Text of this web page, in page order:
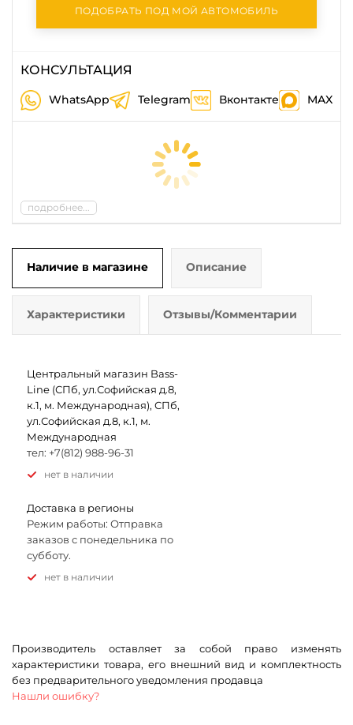
ПОДОБРАТЬ ПОД МОЙ АВТОМОБИЛЬ
КОНСУЛЬТАЦИЯ
WhatsApp Telegram Вконтакте MAX
подробнее...
Наличие в магазине Описание
Характеристики Отзывы/Комментарии
Центральный магазин Bass-
Line (СПб, ул.Софийская д.8,
к.1, м. Международная), СПб,
ул.Софийская д.8, к.1, м.
Международная
тел: +7(812) 988-96-31
Нет в наличии
Доставка в регионы
Режим работы: Отправка
заказов с понедельника по
субботу.
Нет в наличии
Производитель оставляет за собой право изменять
характеристики товара, его внешний вид и комплектность
без предварительного уведомления продавца
Нашли ошибку?